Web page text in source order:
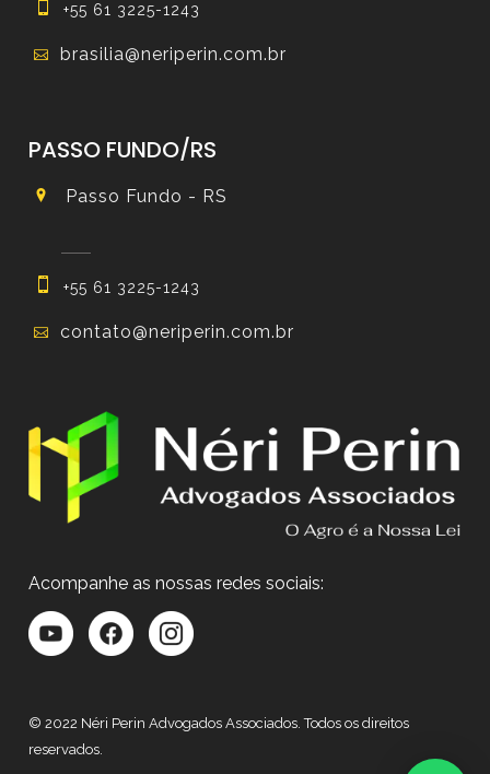
+55 61 3225-1243
brasilia@neriperin.com.br
PASSO FUNDO/RS
Passo Fundo - RS
+55 61 3225-1243
contato@neriperin.com.br
Acompanhe as nossas redes sociais:
© 2022 Néri Perin Advogados Associados. Todos os direitos
reservados.